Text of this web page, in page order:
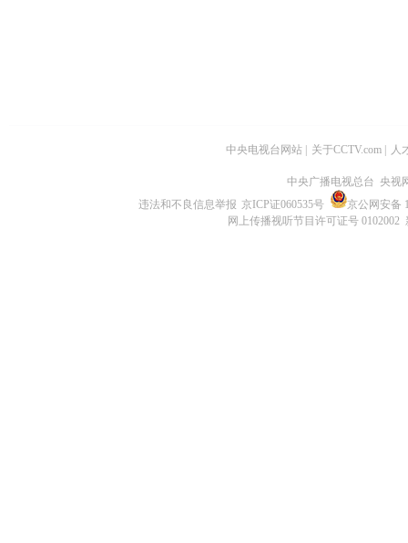
中央电视台网站 关于CCTV.com 人
中央广播电视总台 央视
违法和不良信息举报 京ICP证060535号
京公网安备
网上传播视听节目许可证号 0102002